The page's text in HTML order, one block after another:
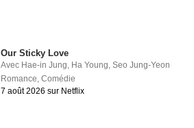
Our Sticky Love
Avec Hae-in Jung Ha Young ,Seo Jung-Yeon
Romance ,Comédie
7 août 2026 sur Netflix